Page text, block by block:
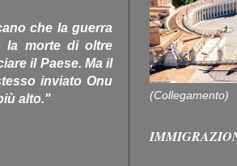
che la guerra
la morte di oltre
il Paese. Ma il
inviato Onu
alto."
(Collegamento)